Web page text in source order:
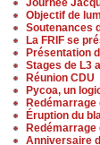
Journée
Objectif de
Soutenances
La FRIF se
Présentation
Stages de L3
Réunion CDU
Pycoa, un
Redémarrage
Éruption du
Redémarrage
Anniversaire